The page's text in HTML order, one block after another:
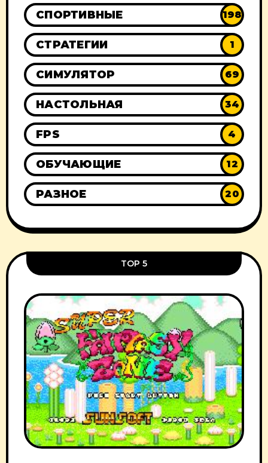
СПОРТИВНЫЕ 198
СТРАТЕГИИ 1
СИМУЛЯТОР 69
НАСТОЛЬНАЯ 34
FPS 4
ОБУЧАЮЩИЕ 12
РАЗНОЕ 20
TOP 5